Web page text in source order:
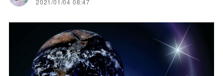
2021/01/04 08:47